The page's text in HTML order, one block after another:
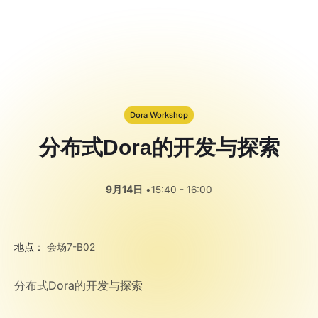
Dora Workshop
分布式Dora的开发与探索
9月14日 •15:40 - 16:00
地点： 会场7-B02
分布式Dora的开发与探索